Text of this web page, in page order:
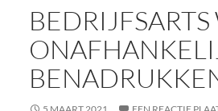
BEDRIJFSARTS